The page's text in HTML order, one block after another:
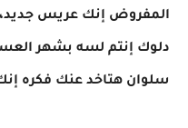
المفروض إنك عريس
دلوك إنتم لسه بشهر
سلوان هتاخد عنك فكره